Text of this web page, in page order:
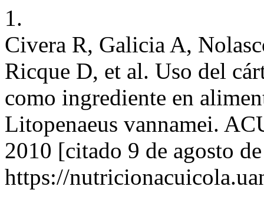
1.
Civera R, Galicia A,
Ricque D, et al. Uso del
como ingrediente en
Litopenaeus vannamei.
2010 [citado 9 de agosto
https://